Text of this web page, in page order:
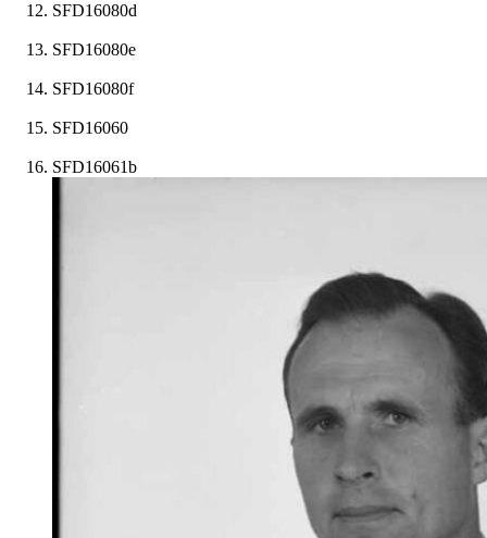
SFD16080d
SFD16080e
SFD16080f
SFD16060
SFD16061b